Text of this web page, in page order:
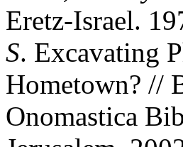
Eretz-Israel.
S. Excavating
Hometown? //
Onomastica